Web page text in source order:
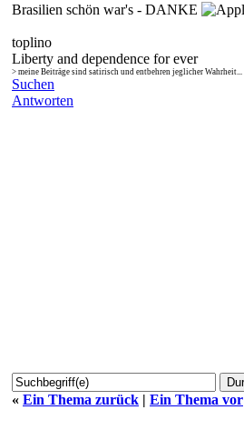
Brasilien schön war's - DANKE
toplino
Liberty and dependence for ever
> meine Beiträge sind satirisch und entbehren jeglicher Wahrheit...
Suchen
Antworten
« Ein Thema zurück | Ein Thema vor